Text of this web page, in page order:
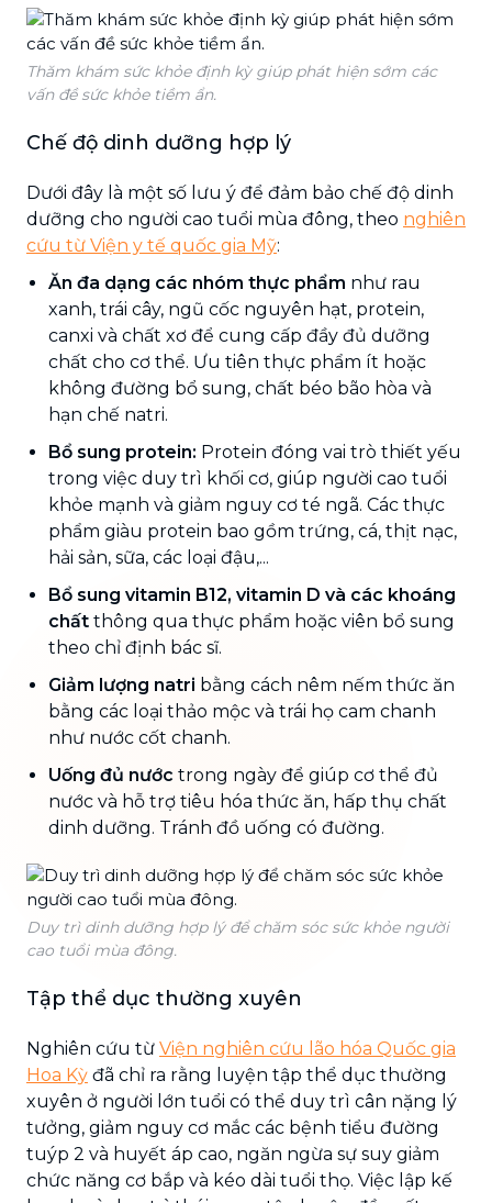
Thăm khám sức khỏe định kỳ giúp phát hiện sớm các
vấn đề sức khỏe tiềm ẩn.
Chế độ dinh dưỡng hợp lý
Dưới đây là một số lưu ý để đảm bảo chế độ dinh
dưỡng cho người cao tuổi mùa đông, theo nghiên
cứu từ Viện y tế quốc gia Mỹ:
Ăn đa dạng các nhóm thực phẩm như rau
xanh, trái cây, ngũ cốc nguyên hạt, protein,
canxi và chất xơ để cung cấp đầy đủ dưỡng
chất cho cơ thể. Ưu tiên thực phẩm ít hoặc
không đường bổ sung, chất béo bão hòa và
hạn chế natri.
Bổ sung protein: Protein đóng vai trò thiết yếu
trong việc duy trì khối cơ, giúp người cao tuổi
khỏe mạnh và giảm nguy cơ té ngã. Các thực
phẩm giàu protein bao gồm trứng, cá, thịt nạc,
hải sản, sữa, các loại đậu,...
Bổ sung vitamin B12, vitamin D và các khoáng
chất thông qua thực phẩm hoặc viên bổ sung
theo chỉ định bác sĩ.
Giảm lượng natri bằng cách nêm nếm thức ăn
bằng các loại thảo mộc và trái họ cam chanh
như nước cốt chanh.
Uống đủ nước trong ngày để giúp cơ thể đủ
nước và hỗ trợ tiêu hóa thức ăn, hấp thụ chất
dinh dưỡng. Tránh đồ uống có đường.
Duy trì dinh dưỡng hợp lý để chăm sóc sức khỏe người
cao tuổi mùa đông.
Tập thể dục thường xuyên
Nghiên cứu từ Viện nghiên cứu lão hóa Quốc gia
Hoa Kỳ đã chỉ ra rằng luyện tập thể dục thường
xuyên ở người lớn tuổi có thể duy trì cân nặng lý
tưởng, giảm nguy cơ mắc các bệnh tiểu đường
tuýp 2 và huyết áp cao, ngăn ngừa sự suy giảm
chức năng cơ bắp và kéo dài tuổi thọ. Việc lập kế